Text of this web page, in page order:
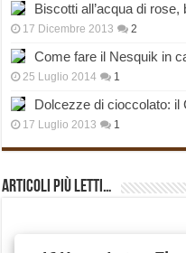
Biscotti all’acqua di
17 Dicembre 2013 2
Come fare il Nesquik in
25 Luglio 2014 1
Dolcezze di cioccolato: il
17 Luglio 2013 1
Articoli più Letti…